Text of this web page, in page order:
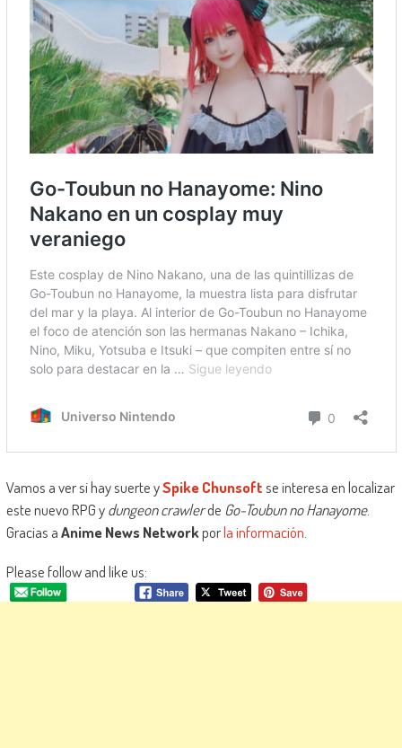
Vamos a ver si hay suerte ySpike Chunsoftse interesa en localizar
este nuevo RPG ydungeon crawlerde Go-Toubun no Hanayome.
Gracias aAnime News Networkporla información
Please follow and like us: